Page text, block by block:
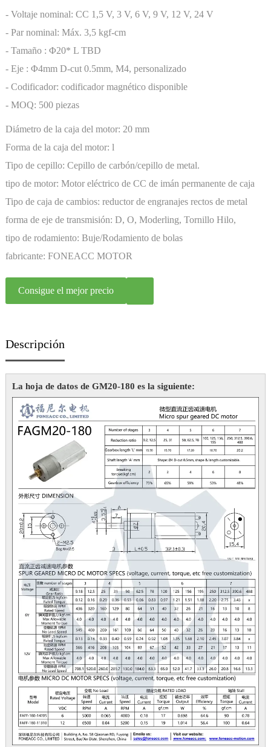
- Voltaje nominal: CC 1,5 V, 3 V, 6 V, 9 V, 12 V, 24 V
- Par nominal: Máx. 3,5 kgf-cm
- Tamaño : Φ20* L TBD
- Eje : Φ4mm D-cut 0.5mm, M4, personalizado
- Codificador: codificador magnético disponible
- MOQ: 500 piezas
Diámetro de la caja del motor: 20 mm
Forma de la caja del motor: l
Tipo de cepillo: Cepillo de carbón/cepillo de metal.
tipo de motor: Motor eléctrico de CC de imán permanente de caja
de cambios en miniatura
Tipo de caja de cambios: reductor de engranajes rectos de metal
forma de eje de transmisión: D, O, Moderling, Tornillo Hilo,
Personalización
tipo de rodamiento: Buje/Rodamiento de bolas
fabricante: FONEACC MOTOR
Consigue el mejor precio
Descripción
La hoja de datos de GM20-180 es la siguiente: